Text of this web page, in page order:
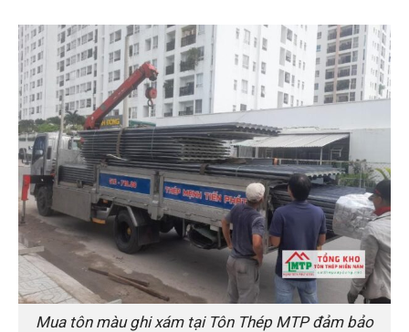
Mua tôn màu ghi xám tại Tôn Thép MTP đảm bảo